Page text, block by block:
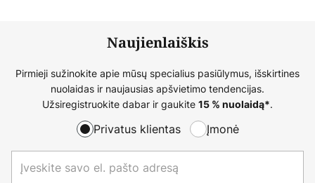
Naujienlaiškis
Pirmieji sužinokite apie mūsų specialius pasiūlymus, išskirtines
nuolaidas ir naujausias apšvietimo tendencijas.
Užsiregistruokite dabar ir gaukite 15 % nuolaidą*.
Privatus klientas Įmonė